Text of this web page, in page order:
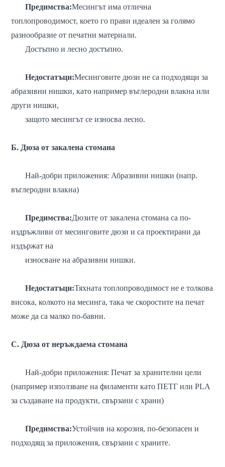
Предимства:Месингът има отлична
топлопроводимост, което го прави идеален за голямо
разнообразие от печатни материали.
Достъпно и лесно достъпно.
Недостатъци:Месинговите дюзи не са подходящи за
абразивни нишки, като например въглеродни влакна или
други нишки,
защото месингът се износва лесно.
Б. Дюза от закалена стомана
Най-добри приложения: Абразивни нишки (напр.
въглеродни влакна)
Предимства:Дюзите от закалена стомана са по-
издръжливи от месинговите дюзи и са проектирани да
издържат на
износване на абразивни нишки.
Недостатъци:Тяхната топлопроводимост не е толкова
висока, колкото на месинга, така че скоростите на печат
може да са малко по-бавни.
C. Дюза от неръждаема стомана
Най-добри приложения: Печат за хранителни цели
(например използване на филаменти като ПЕТГ или PLA
за създаване на продукти, свързани с храни)
Предимства:Устойчив на корозия, по-безопасен и
подходящ за приложения, свързани с храните.